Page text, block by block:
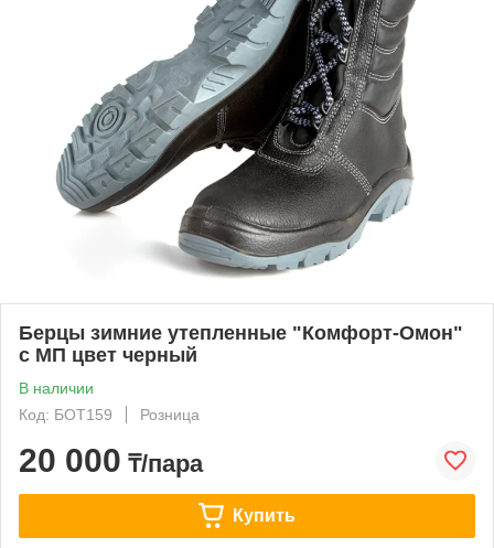
Берцы зимние утепленные "Комфорт-Омон"
с МП цвет черный
В наличии
Код: БОТ159
Розница
20 000 ₸/пара
Купить